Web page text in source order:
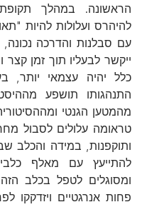
הראשונה. במהלך
להיהרס ועלולות להיות
עם סבלנות והדרכה
ייקשר לבעליו תוך זמן
כלל יהיה עצמאי יותר,
התנהגותו תושפע
מהמטען הגנטי
טראומה עלולים לסבול
ותוקפנות, במידה והכלב
להתייעץ עם מאלף
ומסוגלים לטפל בכלב
פחות אנרגטיים ויזדקקו